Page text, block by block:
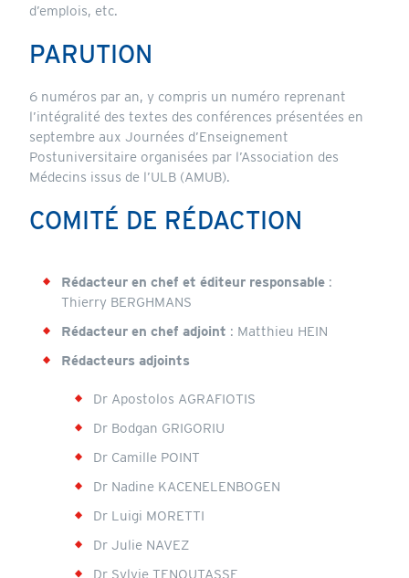
d’emplois, etc.
PARUTION
6 numéros par an, y compris un numéro reprenant
l’intégralité des textes des conférences présentées en
septembre aux Journées d’Enseignement
Postuniversitaire organisées par l’Association des
Médecins issus de l’ULB (AMUB).
COMITÉ DE RÉDACTION
Rédacteur en chef et éditeur responsable:
Thierry BERGHMANS
Rédacteur en chef adjoint : Matthieu HEIN
Rédacteurs adjoints
Dr Apostolos AGRAFIOTIS
Dr Bodgan GRIGORIU
Dr Camille POINT
Dr Nadine KACENELENBOGEN
Dr Luigi MORETTI
Dr Julie NAVEZ
Dr Sylvie TENOUTASSE